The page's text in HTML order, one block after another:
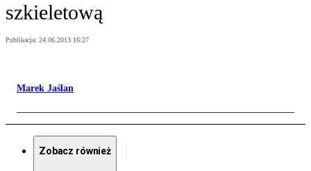
szkieletową
Publikacja: 24.06.2013 16:27
Marek Jaślan
Zobacz również